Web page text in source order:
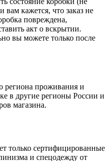
вам кажется, что заказ не
повреждена,
акт о вскрытии.
вы можете только после
региона проживания и
в другие регионы России и
магазина.
только сертифицированные
и спецодежду от